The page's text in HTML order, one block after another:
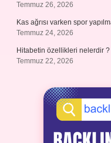
Temmuz 26, 2026
Kas ağrısı varken spor
Temmuz 24, 2026
Hitabetin özellikleri nelerdir ?
Temmuz 22, 2026